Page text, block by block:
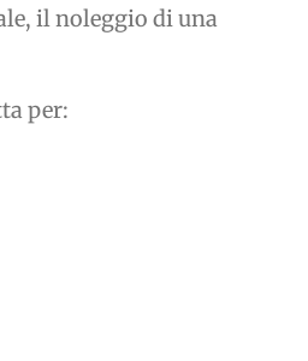
il noleggio di una
per: